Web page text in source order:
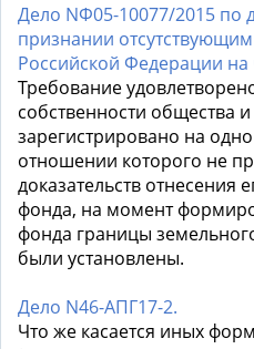
Дело NФ05-10077/2015 по
признании
Российской Федерации на
Требование
собственности общества
зарегистрировано на
отношении которого не
доказательств отнесения
фонда, на момент
фонда границы
были установлены.
Дело N46-АПГ17-2.
Что же касается иных